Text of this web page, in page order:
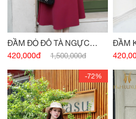
ĐẦM ĐỎ ĐÔ TÀ NGỰC
ĐÍNH CHARM
420,000đ 1,500,000đ
ĐẦM
CÚC
-72%